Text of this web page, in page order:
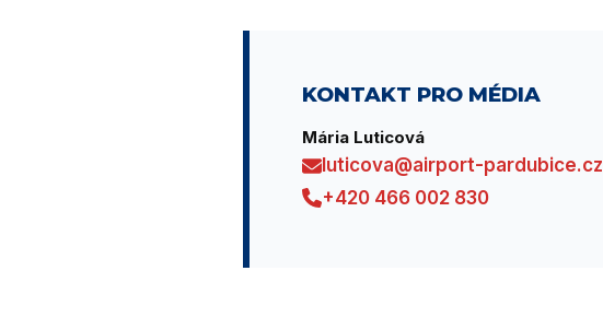
KONTAKT PRO MÉDIA
Mária Luticová
luticova@airport-pardubice.cz
+420 466 002 830